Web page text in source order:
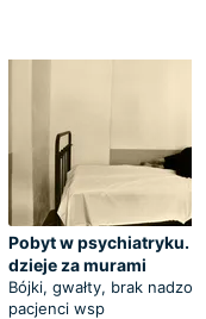
Pobyt w psychiatryku.
dzieje za murami
Bójki, gwałty, brak
pacjenci wsp